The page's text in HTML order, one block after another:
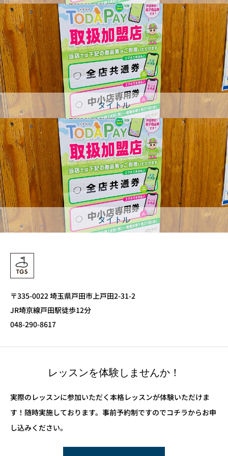
タイトル
タイトル
〒335-0022 埼玉県戸田市上戸田2-31-2
JR埼京線戸田駅徒歩12分
048-290-8617
レッスンを体験しませんか！
実際のレッスンに参加いただく本格レッスンが体験いただけま
す！随時実施しております。事前予約制ですのでコチラからお申
し込みください。